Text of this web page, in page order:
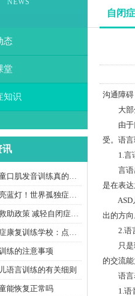
NEWS
态
堂
知识
讯
自闭症儿童口肌发音训练真的有效吗？
齐盛湖点亮蓝灯！世界孤独症日公益康复活动，普及科学...
优化康复救助政策 减轻自闭症家庭经济负担
泰安自闭症康复训练学校：点亮孩子的未来
练的注意事项
语言训练的有关细则
能恢复正常吗
自闭
沟通障碍
大部
由于口
受。语
1.言
言语感
是在表达
ASD儿
出的方向
2.语
只是理
的交流
语言
1.语